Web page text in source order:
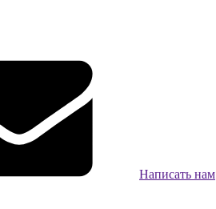
Написать нам